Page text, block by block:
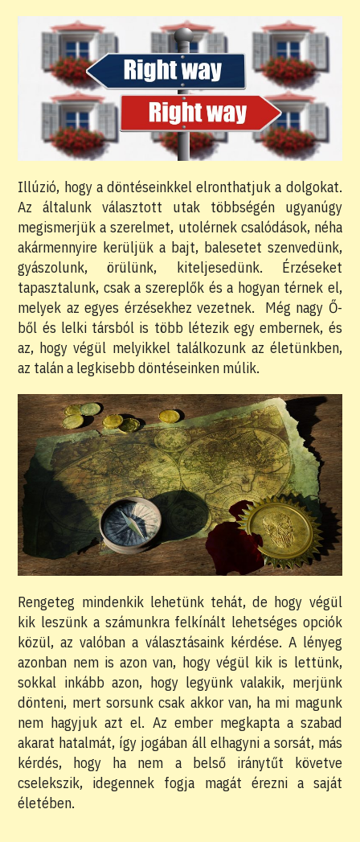
Illúzió, hogy a döntéseinkkel elronthatjuk a dolgokat.
Az általunk választott utak többségén ugyanúgy
megismerjük a szerelmet, utolérnek csalódások, néha
akármennyire kerüljük a bajt, balesetet szenvedünk,
gyászolunk, örülünk, kiteljesedünk. Érzéseket
tapasztalunk, csak a szereplők és a hogyan térnek el,
melyek az egyes érzésekhez vezetnek. Még nagy Ő-
ből és lelki társból is több létezik egy embernek, és
az, hogy végül melyikkel találkozunk az életünkben,
az talán a legkisebb döntéseinken múlik.
Rengeteg mindenkik lehetünk tehát, de hogy végül
kik leszünk a számunkra felkínált lehetséges opciók
közül, az valóban a választásaink kérdése. A lényeg
azonban nem is azon van, hogy végül kik is lettünk,
sokkal inkább azon, hogy legyünk valakik, merjünk
dönteni, mert sorsunk csak akkor van, ha mi magunk
nem hagyjuk azt el. Az ember megkapta a szabad
akarat hatalmát, így jogában áll elhagyni a sorsát, más
kérdés, hogy ha nem a belső iránytűt követve
cselekszik, idegennek fogja magát érezni a saját
életében.